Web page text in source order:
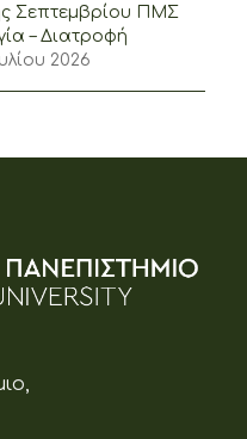
Σεπτεμβρίου ΠΜΣ
– Διατροφή
2026